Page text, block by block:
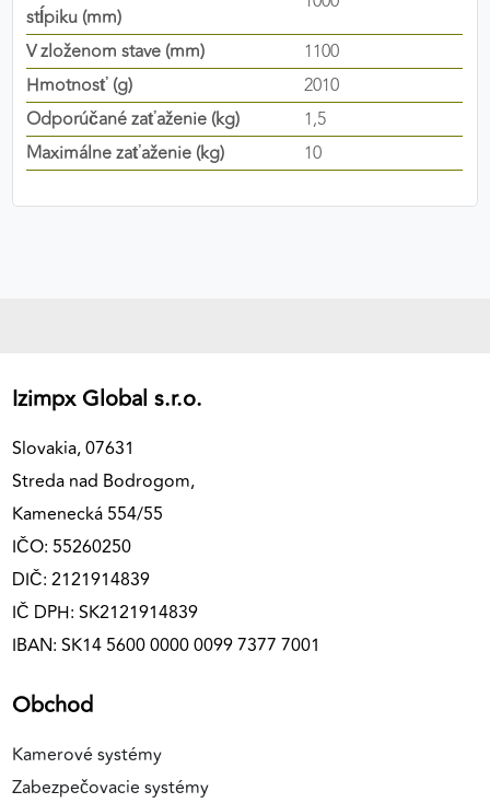
stĺpiku (mm)
V zloženom stave (mm)
1100
Hmotnosť (g)
2010
Odporúčané zaťaženie (kg)
1,5
Maximálne zaťaženie (kg)
10
Izimpx Global s.r.o.
Slovakia, 07631
Streda nad Bodrogom,
Kamenecká 554/55
IČO: 55260250
DIČ: 2121914839
IČ DPH: SK2121914839
IBAN: SK14 5600 0000 0099 7377 7001
Obchod
Kamerové systémy
Zabezpečovacie systémy
výkon a funkčnosť našich stránok.
Google Analytics
Poskytovateľ: Google
MARKETINGOVÉ COOKIES
Google Ads
Poskytovateľ: